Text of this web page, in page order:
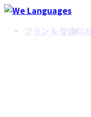
コ
ナ
プラン & 受講料